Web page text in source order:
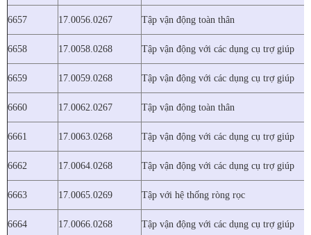
6657 17.0056.0267 Tập vận động toàn thân
6658 17.0058.0268 Tập vận động với các dụng cụ trợ giúp
6659 17.0059.0268 Tập vận động với các dụng cụ trợ giúp
6660 17.0062.0267 Tập vận động toàn thân
6661 17.0063.0268 Tập vận động với các dụng cụ trợ giúp
6662 17.0064.0268 Tập vận động với các dụng cụ trợ giúp
6663 17.0065.0269 Tập với hệ thống ròng rọc
6664 17.0066.0268 Tập vận động với các dụng cụ trợ giúp